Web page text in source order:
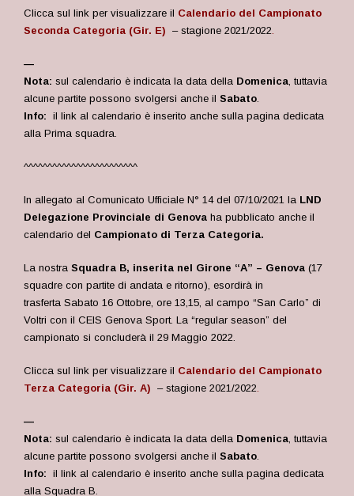
Clicca sul link per visualizzare il Calendario del Campionato
Seconda Categoria (Gir. E) – stagione 2021/2022.
—
Nota: sul calendario è indicata la data della Domenica, tuttavia
alcune partite possono svolgersi anche il Sabato.
Info: il link al calendario è inserito anche sulla pagina dedicata
alla Prima squadra.
^^^^^^^^^^^^^^^^^^^^^^^^
In allegato al Comunicato Ufficiale N° 14 del 07/10/2021 la LND
Delegazione Provinciale di Genova ha pubblicato anche il
calendario del Campionato di Terza Categoria.
La nostra Squadra B, inserita nel Girone “A” – Genova (17
squadre con partite di andata e ritorno), esordirà in
trasferta Sabato 16 Ottobre, ore 13,15, al campo “San Carlo” di
Voltri con il CEIS Genova Sport. La “regular season” del
campionato si concluderà il 29 Maggio 2022.
Clicca sul link per visualizzare il Calendario del Campionato
Terza Categoria (Gir. A) – stagione 2021/2022.
—
Nota: sul calendario è indicata la data della Domenica, tuttavia
alcune partite possono svolgersi anche il Sabato.
Info: il link al calendario è inserito anche sulla pagina dedicata
alla Squadra B.